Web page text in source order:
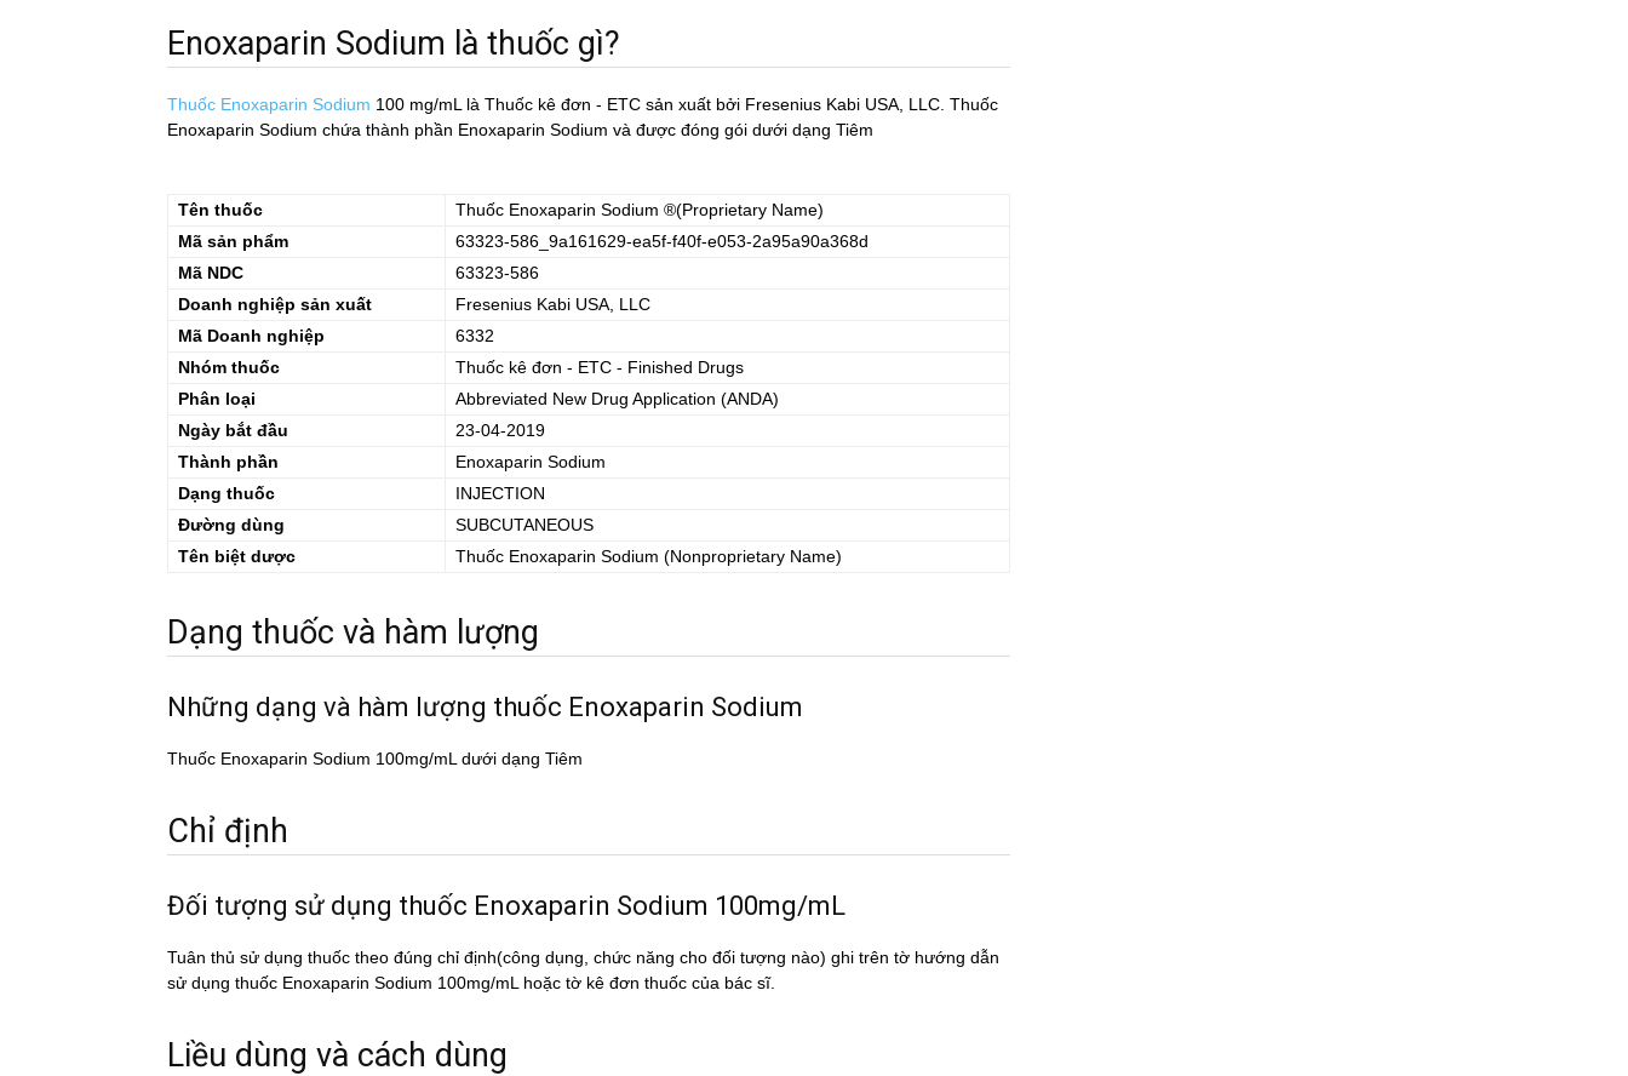
Enoxaparin Sodium là thuốc gì?
Thuốc Enoxaparin Sodium 100 mg/mL là Thuốc kê đơn - ETC sản xuất bởi Fresenius Kabi USA, LLC. Thuốc
Enoxaparin Sodium chứa thành phần Enoxaparin Sodium và được đóng gói dưới dạng Tiêm
Tên thuốc Thuốc Enoxaparin Sodium ®(Proprietary Name)
Mã sản phẩm
63323-586_9a161629-ea5f-f40f-e053-2a95a90a368d
Mã NDC
63323-586
Doanh nghiệp sản xuất
Fresenius Kabi USA, LLC
Mã Doanh nghiệp
6332
Nhóm thuốc
Thuốc kê đơn - ETC - Finished Drugs
Phân loại
Abbreviated New Drug Application (ANDA)
Ngày bắt đầu
23-04-2019
Thành phần
Enoxaparin Sodium
Dạng thuốc
INJECTION
Đường dùng
SUBCUTANEOUS
Tên biệt dược
Thuốc Enoxaparin Sodium (Nonproprietary Name)
Dạng thuốc và hàm lượng
Những dạng và hàm lượng thuốc Enoxaparin Sodium
Thuốc Enoxaparin Sodium 100mg/mL dưới dạng Tiêm
Chỉ định
Đối tượng sử dụng thuốc Enoxaparin Sodium 100mg/mL
Tuân thủ sử dụng thuốc theo đúng chỉ định(công dụng, chức năng cho đối tượng nào) ghi trên tờ hướng dẫn
sử dụng thuốc Enoxaparin Sodium 100mg/mL hoặc tờ kê đơn thuốc của bác sĩ.
Liều dùng và cách dùng